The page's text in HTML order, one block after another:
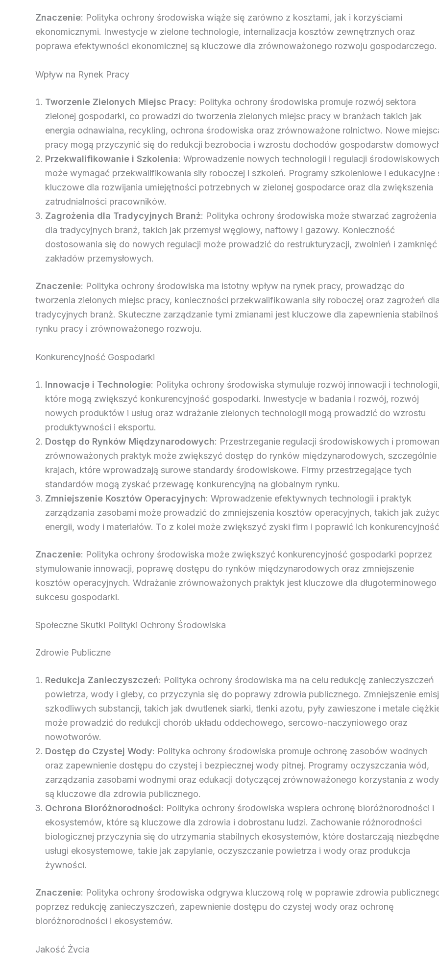
Znaczenie: Polityka ochrony środowiska wiąże się zarówno z kosztami, jak i korzyściami
ekonomicznymi. Inwestycje w zielone technologie, internalizacja kosztów zewnętrznych oraz
poprawa efektywności ekonomicznej są kluczowe dla zrównoważonego rozwoju gospodarczego.
Wpływ na Rynek Pracy
Tworzenie Zielonych Miejsc Pracy: Polityka ochrony środowiska promuje rozwój sektora
zielonej gospodarki, co prowadzi do tworzenia zielonych miejsc pracy w branżach takich jak
energia odnawialna, recykling, ochrona środowiska oraz zrównoważone rolnictwo. Nowe
pracy mogą przyczynić się do redukcji bezrobocia i wzrostu dochodów gospodarstw
Przekwalifikowanie i Szkolenia: Wprowadzenie nowych technologii i regulacji środowiskowych
może wymagać przekwalifikowania siły roboczej i szkoleń. Programy szkoleniowe i edukacyjne
kluczowe dla rozwijania umiejętności potrzebnych w zielonej gospodarce oraz dla zwiększenia
zatrudnialności pracowników.
Zagrożenia dla Tradycyjnych Branż: Polityka ochrony środowiska może stwarzać zagrożenia
dla tradycyjnych branż, takich jak przemysł węglowy, naftowy i gazowy. Konieczność
dostosowania się do nowych regulacji może prowadzić do restrukturyzacji, zwolnień i zamknięć
zakładów przemysłowych.
Znaczenie: Polityka ochrony środowiska ma istotny wpływ na rynek pracy, prowadząc do
tworzenia zielonych miejsc pracy, konieczności przekwalifikowania siły roboczej oraz zagrożeń dla
tradycyjnych branż. Skuteczne zarządzanie tymi zmianami jest kluczowe dla zapewnienia
rynku pracy i zrównoważonego rozwoju.
Konkurencyjność Gospodarki
Innowacje i Technologie: Polityka ochrony środowiska stymuluje rozwój innowacji i technologii,
które mogą zwiększyć konkurencyjność gospodarki. Inwestycje w badania i rozwój, rozwój
nowych produktów i usług oraz wdrażanie zielonych technologii mogą prowadzić do wzrostu
produktywności i eksportu.
Dostęp do Rynków Międzynarodowych: Przestrzeganie regulacji środowiskowych i
zrównoważonych praktyk może zwiększyć dostęp do rynków międzynarodowych, szczególnie
krajach, które wprowadzają surowe standardy środowiskowe. Firmy przestrzegające tych
standardów mogą zyskać przewagę konkurencyjną na globalnym rynku.
Zmniejszenie Kosztów Operacyjnych: Wprowadzenie efektywnych technologii i praktyk
zarządzania zasobami może prowadzić do zmniejszenia kosztów operacyjnych, takich jak
energii, wody i materiałów. To z kolei może zwiększyć zyski firm i poprawić ich
Znaczenie: Polityka ochrony środowiska może zwiększyć konkurencyjność gospodarki poprzez
stymulowanie innowacji, poprawę dostępu do rynków międzynarodowych oraz zmniejszenie
kosztów operacyjnych. Wdrażanie zrównoważonych praktyk jest kluczowe dla długoterminowego
sukcesu gospodarki.
Społeczne Skutki Polityki Ochrony Środowiska
Zdrowie Publiczne
Redukcja Zanieczyszczeń: Polityka ochrony środowiska ma na celu redukcję zanieczyszczeń
powietrza, wody i gleby, co przyczynia się do poprawy zdrowia publicznego. Zmniejszenie
szkodliwych substancji, takich jak dwutlenek siarki, tlenki azotu, pyły zawieszone i metale
może prowadzić do redukcji chorób układu oddechowego, sercowo-naczyniowego oraz
nowotworów.
Dostęp do Czystej Wody: Polityka ochrony środowiska promuje ochronę zasobów wodnych
oraz zapewnienie dostępu do czystej i bezpiecznej wody pitnej. Programy oczyszczania wód,
zarządzania zasobami wodnymi oraz edukacji dotyczącej zrównoważonego korzystania z wody
są kluczowe dla zdrowia publicznego.
Ochrona Bioróżnorodności: Polityka ochrony środowiska wspiera ochronę bioróżnorodności i
ekosystemów, które są kluczowe dla zdrowia i dobrostanu ludzi. Zachowanie różnorodności
biologicznej przyczynia się do utrzymania stabilnych ekosystemów, które dostarczają niezbędne
usługi ekosystemowe, takie jak zapylanie, oczyszczanie powietrza i wody oraz produkcja
żywności.
Znaczenie: Polityka ochrony środowiska odgrywa kluczową rolę w poprawie zdrowia
poprzez redukcję zanieczyszczeń, zapewnienie dostępu do czystej wody oraz ochronę
bioróżnorodności i ekosystemów.
Jakość Życia